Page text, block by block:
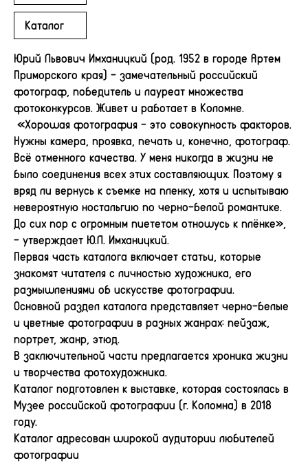
Юрий Львович Имханицкий (род. 1952 в городе Артем
Приморского края) – замечательный российский
фотограф, победитель и лауреат множества
фотоконкурсов. Живет и работает в Коломне.
«Хорошая фотография – это совокупность факторов.
Нужны камера, проявка, печать и, конечно, фотограф.
Всё отменного качества. У меня никогда в жизни не
было соединения всех этих составляющих. Поэтому я
вряд ли вернусь к съемке на пленку, хотя и испытываю
невероятную ностальгию по черно-белой романтике.
До сих пор с огромным пиететом отношусь к плёнке»,
– утверждает Ю.Л. Имханицкий.
Первая часть каталога включает статьи, которые
знакомят читателя с личностью художника, его
размышлениями об искусстве фотографии.
Основной раздел каталога представляет черно-белые
и цветные фотографии в разных жанрах: пейзаж,
портрет, жанр, этюд.
В заключительной части предлагается хроника жизни
и творчества фотохудожника.
Каталог подготовлен к выставке, которая состоялась в
Музее российской фотографии (г. Коломна) в 2018
году.
Каталог адресован широкой аудитории любителей
фотографии
Каталог